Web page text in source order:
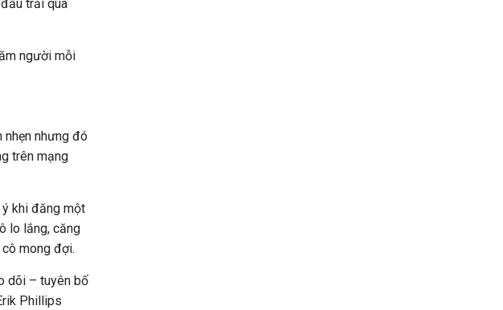
trải qua
người mỗi
nhẹn nhưng đó
trên mạng
khi đăng một
lo lắng, căng
mong đợi.
dõi – tuyên bố
Phillips